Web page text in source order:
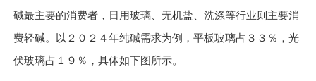
碱最主要的消费者，日用玻璃、无机盐、洗涤等行业则主要消
费轻碱。以２０２４年纯碱需求为例，平板玻璃占３３％，光
伏玻璃占１９％，具体如下图所示。